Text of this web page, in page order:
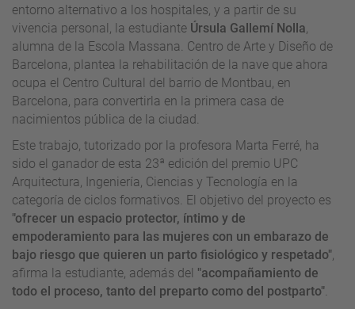
entorno alternativo a los hospitales, y a partir de su
vivencia personal, la estudiante Úrsula Gallemí Nolla,
alumna de la Escola Massana. Centro de Arte y Diseño de
Barcelona, plantea la rehabilitación de la nave que ahora
ocupa el Centro Cultural del barrio de Montbau, en
Barcelona, para convertirla en la primera casa de
nacimientos pública de la ciudad.
Este trabajo, tutorizado por la profesora Marta Ferré, ha
sido el ganador de esta 23ª edición del premio UPC
Arquitectura, Ingeniería, Ciencias y Tecnología en la
categoría de ciclos formativos. El objetivo del proyecto es
"ofrecer un espacio protector, íntimo y de
empoderamiento para las mujeres con un embarazo de
bajo riesgo que quieren un parto fisiológico y respetado",
afirma la estudiante, además del "acompañamiento de
todo el proceso, tanto del preparto como del postparto".